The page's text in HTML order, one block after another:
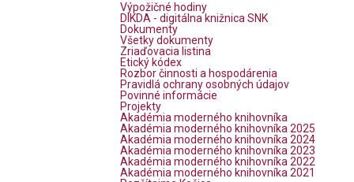
Výpožičné hodiny
DIKDA - digitálna knižnica SNK
Dokumenty
Všetky dokumenty
Zriaďovacia listina
Etický kódex
Rozbor činnosti a hospodárenia
Pravidlá ochrany osobných údajov
Povinné informácie
Projekty
Akadémia moderného knihovníka
Akadémia moderného knihovníka 2025
Akadémia moderného knihovníka 2024
Akadémia moderného knihovníka 2023
Akadémia moderného knihovníka 2022
Akadémia moderného knihovníka 2021